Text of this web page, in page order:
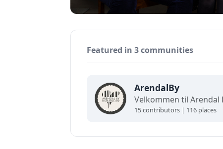
Featured in 3 communities
ArendalBy
15 contributors | 116 places